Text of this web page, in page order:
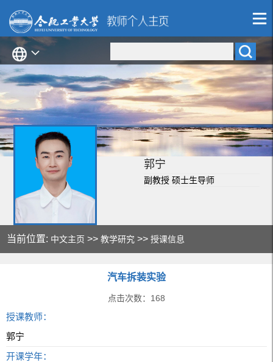
郭宁
副教授 硕士生导师
当前位置: 中文主页 >>教学研究 >>授课信息
汽车拆装实验
点击次数： 168
授课教师：
郭宁
开课学年：